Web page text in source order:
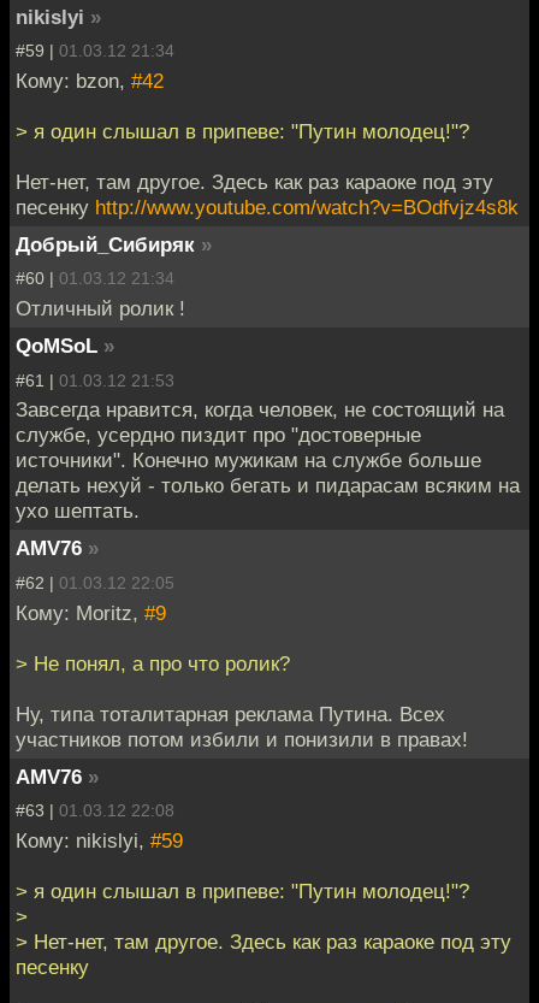
nikislyi »
#59 | 01.03.12 21:34
Кому: bzon, #42
> я один слышал в припеве: "Путин молодец!"?
Нет-нет, там другое. Здесь как раз караоке под эту
песенку http://www.youtube.com/watch?v=BOdfvjz4s8k
Добрый_Сибиряк »
#60 | 01.03.12 21:34
Отличный ролик !
QoMSoL »
#61 | 01.03.12 21:53
Завсегда нравится, когда человек, не состоящий на
службе, усердно пиздит про "достоверные
источники". Конечно мужикам на службе больше
делать нехуй - только бегать и пидарасам всяким на
ухо шептать.
AMV76 »
#62 | 01.03.12 22:05
Кому: Moritz, #9
> Не понял, а про что ролик?
Ну, типа тоталитарная реклама Путина. Всех
участников потом избили и понизили в правах!
AMV76 »
#63 | 01.03.12 22:08
Кому: nikislyi, #59
> я один слышал в припеве: "Путин молодец!"?
>
> Нет-нет, там другое. Здесь как раз караоке под эту
песенку